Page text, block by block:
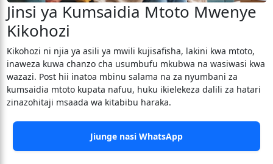
Jinsi ya Kumsaidia Mtoto Mwenye
Kikohozi
Kikohozi ni njia ya asili ya mwili kujisafisha, lakini kwa mtoto,
inaweza kuwa chanzo cha usumbufu mkubwa na wasiwasi kwa
wazazi. Post hii inatoa mbinu salama na za nyumbani za
kumsaidia mtoto kupata nafuu, huku ikielekeza dalili za hatari
zinazohitaji msaada wa kitabibu haraka.
Jiunge nasi WhatsApp